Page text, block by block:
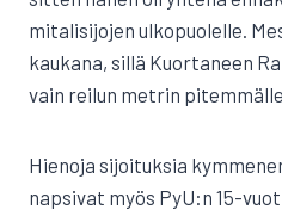
mitalisijojen ulkopuolelle.
kaukana, sillä Kuortaneen
vain reilun metrin
Hienoja sijoituksia
napsivat myös PyU:n 15-